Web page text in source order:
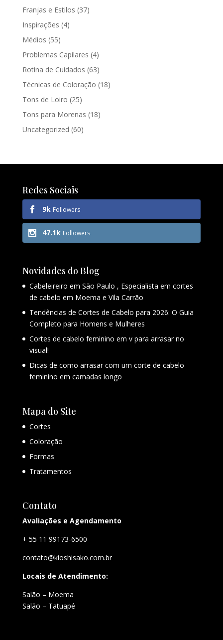
Franjas e Estilos (37)
Inspirações (4)
Médios (55)
Problemas Capilares (4)
Rotina de Cuidados (63)
Técnicas de Coloração (18)
Tons de Loiro (25)
Tons para Morenas (18)
Uncategorized (60)
Redes Sociais
9k Followers
47.1k Followers
Novidades do Blog
Cabeleireiro em São Paulo , Especialista em cortes
de cabelo em Moema e Vila Carrão
Tendências de Cortes de Cabelo para 2026: O Guia
Completo para Homens e Mulheres
Cortes de cabelo feminino em v para arrasar no
visual!
Dicas de como arrasar com um corte de cabelo
feminino em camadas longo
Mapa do Site
Cortes
Coloração
Formas
Tratamentos
Contato
Avaliações e Agendamento
+ 55 11 99173-6500
contato@kioshisako.com.br
Locais de Atendimento:
Salão – Moema
Salão – Tatuapé